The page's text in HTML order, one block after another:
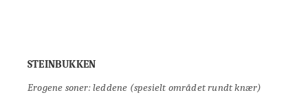
STEINBUKKEN
Erogene soner: leddene (spesielt området rundt knær)